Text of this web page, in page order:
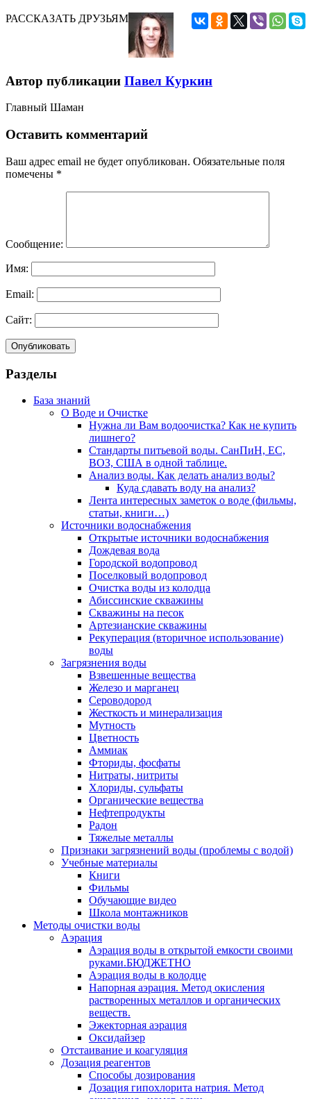
РАССКАЗАТЬ ДРУЗЬЯМ
Автор публикации Павел Куркин
Главный Шаман
Оставить комментарий
Ваш адрес email не будет опубликован. Обязательные поля
помечены *
Сообщение:
Имя:
Email:
Сайт:
Разделы
База знаний
О Воде и Очистке
Нужна ли Вам водоочистка? Как не купить
лишнего?
Стандарты питьевой воды. СанПиН, ЕС,
ВОЗ, США в одной таблице.
Анализ воды. Как делать анализ воды?
Куда сдавать воду на анализ?
Лента интересных заметок о воде (фильмы,
статьи, книги…)
Источники водоснабжения
Открытые источники водоснабжения
Дождевая вода
Городской водопровод
Поселковый водопровод
Очистка воды из колодца
Абиссинские скважины
Скважины на песок
Артезианские скважины
Рекуперация (вторичное использование)
воды
Загрязнения воды
Взвешенные вещества
Железо и марганец
Сероводород
Жесткость и минерализация
Мутность
Цветность
Аммиак
Фториды, фосфаты
Нитраты, нитриты
Хлориды, сульфаты
Органические вещества
Нефтепродукты
Радон
Тяжелые металлы
Признаки загрязнений воды (проблемы с водой)
Учебные материалы
Книги
Фильмы
Обучающие видео
Школа монтажников
Методы очистки воды
Аэрация
Аэрация воды в открытой емкости своими
руками.БЮДЖЕТНО
Аэрация воды в колодце
Напорная аэрация. Метод окисления
растворенных металлов и органических
веществ.
Эжекторная аэрация
Оксидайзер
Отстаивание и коагуляция
Дозация реагентов
Способы дозирования
Дозация гипохлорита натрия. Метод